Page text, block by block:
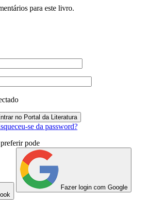
para este livro.
se da password?
pode
Fazer login com Google